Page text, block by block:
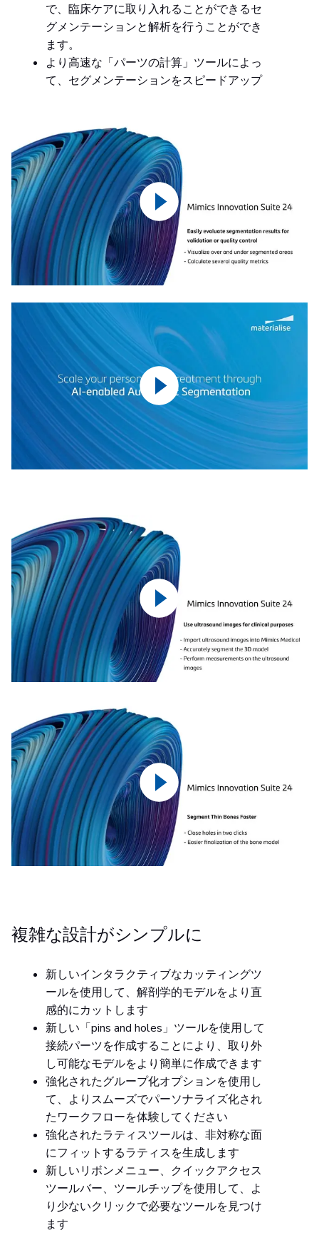
で、臨床ケアに取り入れることができるセ
グメンテーションと解析を行うことができ
ます。
より高速な「パーツの計算」ツールによっ
て、セグメンテーションをスピードアップ
複雑な設計がシンプルに
新しいインタラクティブなカッティングツ
ールを使用して、解剖学的モデルをより直
感的にカットします
新しい「pins and holes」ツールを使用して
接続パーツを作成することにより、取り外
し可能なモデルをより簡単に作成できます
強化されたグループ化オプションを使用し
て、よりスムーズでパーソナライズ化され
たワークフローを体験してください
強化されたラティスツールは、非対称な面
にフィットするラティスを生成します
新しいリボンメニュー、クイックアクセス
ツールバー、ツールチップを使用して、よ
り少ないクリックで必要なツールを見つけ
ます